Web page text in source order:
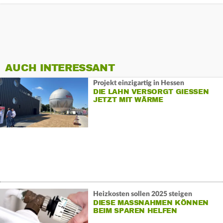
AUCH INTERESSANT
Projekt einzigartig in Hessen
DIE LAHN VERSORGT GIESSEN J
ETZT MIT WÄRME
Heizkosten sollen 2025 steigen
DIESE MASSNAHMEN KÖNNEN B
EIM SPAREN HELFEN